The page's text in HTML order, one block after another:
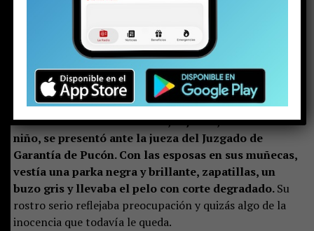
Pero en la justicia hay poco espacio para las emociones.
Minutos antes de esa escena, el joven, con cara de
niño, se presentó ante la jueza del Juzgado de
Garantía de Pucón. Con las esposas en sus muñecas,
vestía una parka negra y brillante, zapatillas, un
buzo gris y llevaba el pelo con corte degradado.Su
rostro serio reflejaba preocupación y quizás algo de la
inocencia que todavía le queda.